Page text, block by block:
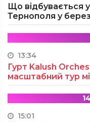
Що відбувається
Тернополя у
13:34
Гурт Kalush
масштабний тур
15:01